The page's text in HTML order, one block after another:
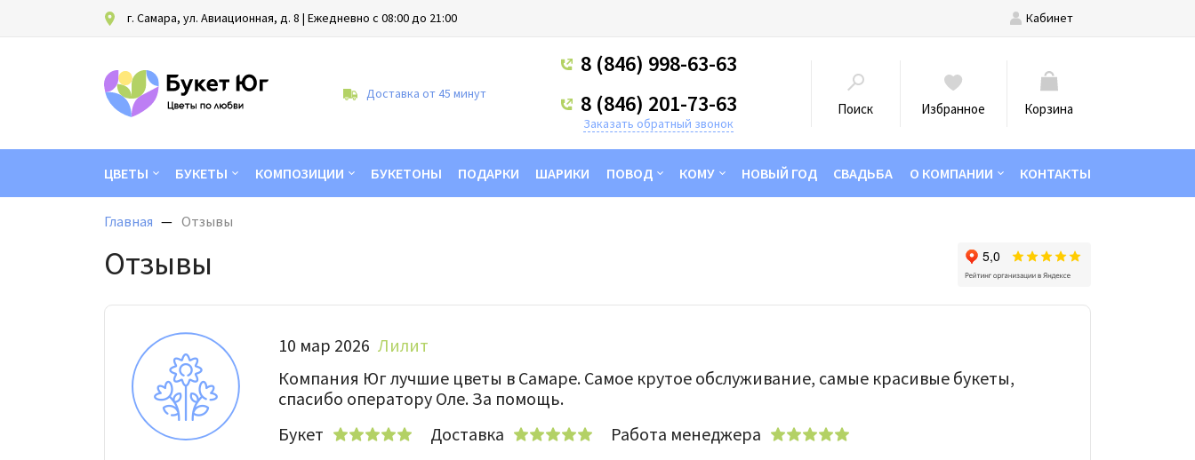
г. Самара, ул. Авиационная, д. 8 | Ежедневно с 08:00 до 21:00 Кабинет
Доставка от 45 минут
8 (846) 998-63-63
8 (846) 201-73-63
Заказать обратный звонок
Поиск Избранное Корзина
ЦВЕТЫ БУКЕТЫ КОМПОЗИЦИИ БУКЕТОНЫ ПОДАРКИ ШАРИКИ ПОВОД КОМУ НОВЫЙ ГОД СВАДЬБА О КОМПАНИИ КОНТАКТЫ
Главная Отзывы
Отзывы
10 мар 2026 Лилит
Компания Юг лучшие цветы в Самаре. Самое крутое обслуживание, самые красивые букеты,
спасибо оператору Оле. За помощь.
Букет
Доставка Работа менеджера